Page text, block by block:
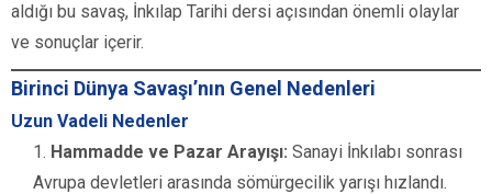
aldığı bu savaş, İnkılap Tarihi dersi açısından önemli olaylar
ve sonuçlar içerir.
Birinci Dünya Savaşı’nın Genel Nedenleri
Uzun Vadeli Nedenler
Hammadde ve Pazar Arayışı: Sanayi İnkılabı sonrası
Avrupa devletleri arasında sömürgecilik yarışı hızlandı.